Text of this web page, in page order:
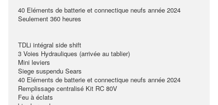
40 Eléments de batterie et connectique neufs année 2024
Seulement 360 heures
TDLi intégral side shift
3 Voies Hydrauliques (arrivée au tablier)
Mini leviers
Siege suspendu Sears
40 Eléments de batterie et connectique neufs année 2024
Remplissage centralisé Kit RC 80V
Feu à éclats